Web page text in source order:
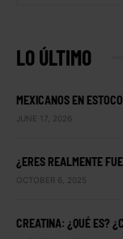
LO ÚLTIMO
MEXICANOS EN
JUNE 17, 2026
¿ERES REALMENTE
OCTOBER 6, 2025
CREATINA: ¿QUÉ ES?